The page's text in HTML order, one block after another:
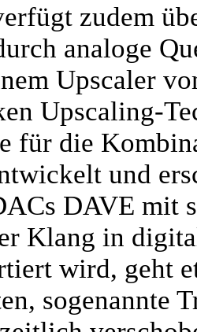
zudem
analoge
Upscaler
Upscaling-
für die
und
DAVE mit
Klang in
wird, geht
sogenannte